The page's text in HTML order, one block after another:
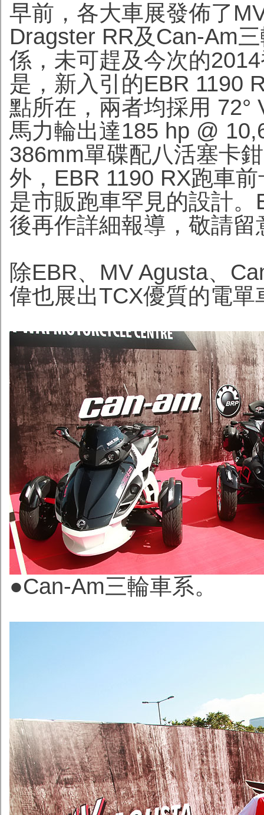
早前，各大車展發佈了
Dragster RR及Can-Am
係，未可趕及今次的
是，新入引的EBR 1190
點所在，兩者均採用 72°
馬力輪出達185 hp @
386mm單碟配八活塞卡
外，EBR 1190 RX跑車
是市販跑車罕見的設計
後再作詳細報導，敬請留
除EBR、MV Agusta、
偉也展出TCX優質的電單
●Can-Am三輪車系。